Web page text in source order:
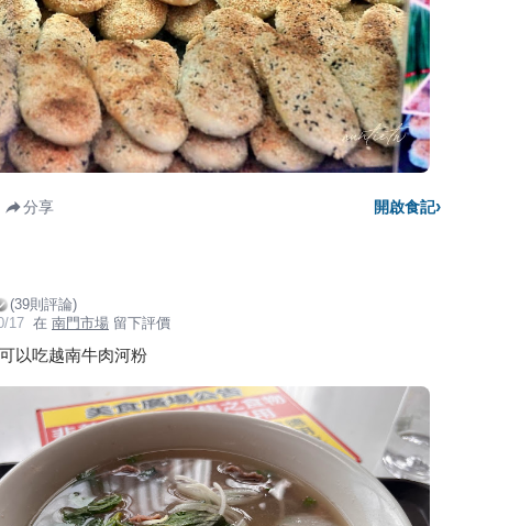
分享 開啟食記›
(39則評論)
17 在 南門市場 留下評價
以吃越南牛肉河粉